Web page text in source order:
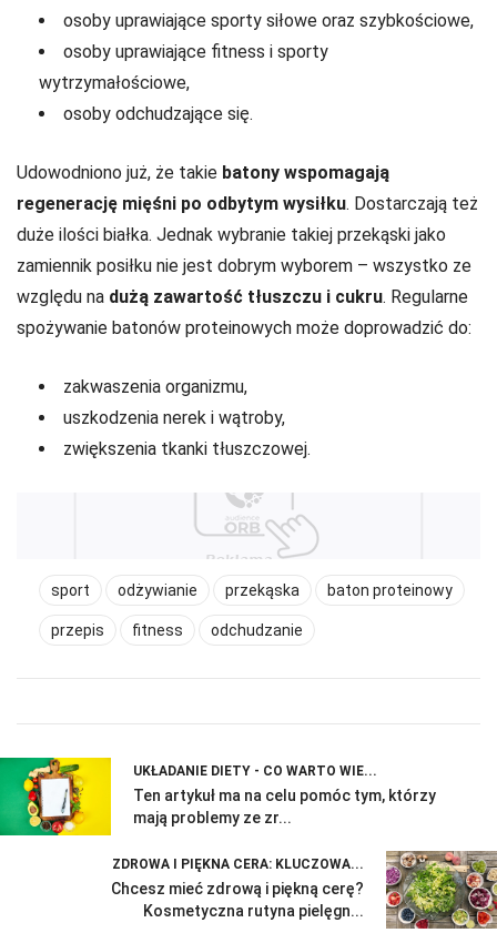
osoby uprawiające sporty siłowe oraz szybkościowe,
osoby uprawiające fitness i sporty
wytrzymałościowe,
osoby odchudzające się.
Udowodniono już, że takie batony wspomagają
regenerację mięśni po odbytym wysiłku. Dostarczają też
duże ilości białka. Jednak wybranie takiej przekąski jako
zamiennik posiłku nie jest dobrym wyborem – wszystko ze
względu na dużą zawartość tłuszczu i cukru. Regularne
spożywanie batonów proteinowych może doprowadzić do:
zakwaszenia organizmu,
uszkodzenia nerek i wątroby,
zwiększenia tkanki tłuszczowej.
sport odżywianie przekąska baton proteinowy
przepis fitness odchudzanie
UKŁADANIE DIETY - CO WARTO WIE...
Ten artykuł ma na celu pomóc tym, którzy
mają problemy ze zr...
ZDROWA I PIĘKNA CERA: KLUCZOWA...
Chcesz mieć zdrową i piękną cerę?
Kosmetyczna rutyna pielęgn...